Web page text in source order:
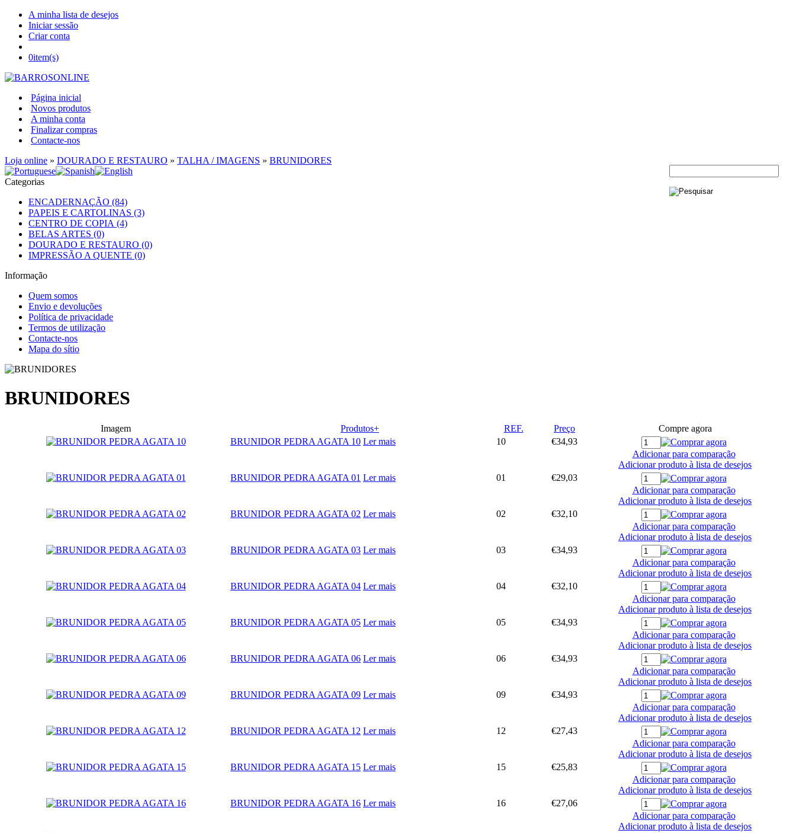
A minha lista de desejos
Iniciar sessão
Criar conta
0item(s)
Página inicial
Novos produtos
A minha conta
Finalizar compras
Contacte-nos
Loja online » DOURADO E RESTAURO » TALHA / IMAGENS » BRUNIDORES
Categorias
ENCADERNAÇÃO (84)
PAPEIS E CARTOLINAS (3)
CENTRO DE COPIA (4)
BELAS ARTES (0)
DOURADO E RESTAURO (0)
IMPRESSÃO A QUENTE (0)
Informação
Quem somos
Envio e devoluções
Política de privacidade
Termos de utilização
Contacte-nos
Mapa do sítio
BRUNIDORES
Imagem Produtos+ REF. Preço
Compre agora
BRUNIDOR PEDRA AGATA 10 Ler mais 10
€34,93
Adicionar para comparação
Adicionar produto à lista de desejos
BRUNIDOR PEDRA AGATA 01 Ler mais 01
€29,03
Adicionar para comparação
Adicionar produto à lista de desejos
BRUNIDOR PEDRA AGATA 02 Ler mais 02
€32,10
Adicionar para comparação
Adicionar produto à lista de desejos
BRUNIDOR PEDRA AGATA 03 Ler mais 03
€34,93
Adicionar para comparação
Adicionar produto à lista de desejos
BRUNIDOR PEDRA AGATA 04 Ler mais 04
€32,10
Adicionar para comparação
Adicionar produto à lista de desejos
BRUNIDOR PEDRA AGATA 05 Ler mais 05
€34,93
Adicionar para comparação
Adicionar produto à lista de desejos
BRUNIDOR PEDRA AGATA 06 Ler mais 06
€34,93
Adicionar para comparação
Adicionar produto à lista de desejos
BRUNIDOR PEDRA AGATA 09 Ler mais 09
€34,93
Adicionar para comparação
Adicionar produto à lista de desejos
BRUNIDOR PEDRA AGATA 12 Ler mais 12
€27,43
Adicionar para comparação
Adicionar produto à lista de desejos
BRUNIDOR PEDRA AGATA 15 Ler mais 15
€25,83
Adicionar para comparação
Adicionar produto à lista de desejos
BRUNIDOR PEDRA AGATA 16 Ler mais 16
€27,06
Adicionar para comparação
Adicionar produto à lista de desejos